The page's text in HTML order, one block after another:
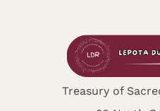
Treasury of